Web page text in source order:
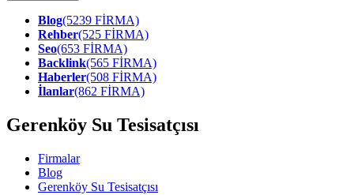
Blog(5239 FİRMA)
Rehber(525 FİRMA)
Seo(653 FİRMA)
Backlink(565 FİRMA)
Haberler(508 FİRMA)
İlanlar(862 FİRMA)
Gerenköy Su Tesisatçısı
Firmalar
Blog
Gerenköy Su Tesisatçısı